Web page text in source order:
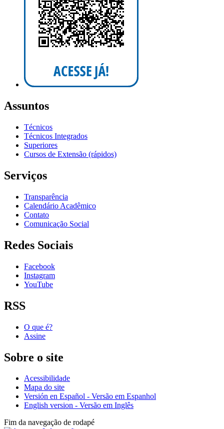
Assuntos
Técnicos
Técnicos Integrados
Superiores
Cursos de Extensão (rápidos)
Serviços
Transparência
Calendário Acadêmico
Contato
Comunicação Social
Redes Sociais
Facebook
Instagram
YouTube
RSS
O que é?
Assine
Sobre o site
Acessibilidade
Mapa do site
Versión en Español - Versão em Espanhol
English version - Versão em Inglês
Fim da navegação de rodapé